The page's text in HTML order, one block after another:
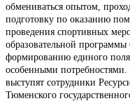
обмениваться опытом,
подготовку по оказанию
проведения спортивных
образовательной
формированию единого
особенными
выступят сотрудники
Тюменского